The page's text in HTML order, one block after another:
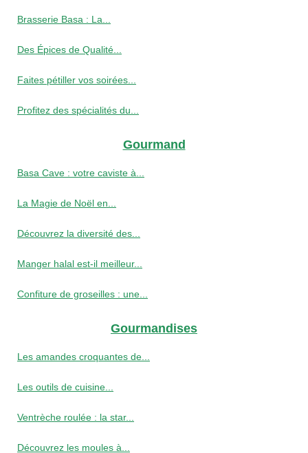
Brasserie Basa : La...
Des Épices de Qualité...
Faites pétiller vos soirées...
Profitez des spécialités du...
Gourmand
Basa Cave : votre caviste à...
La Magie de Noël en...
Découvrez la diversité des...
Manger halal est-il meilleur...
Confiture de groseilles : une...
Gourmandises
Les amandes croquantes de...
Les outils de cuisine...
Ventrèche roulée : la star...
Découvrez les moules à...